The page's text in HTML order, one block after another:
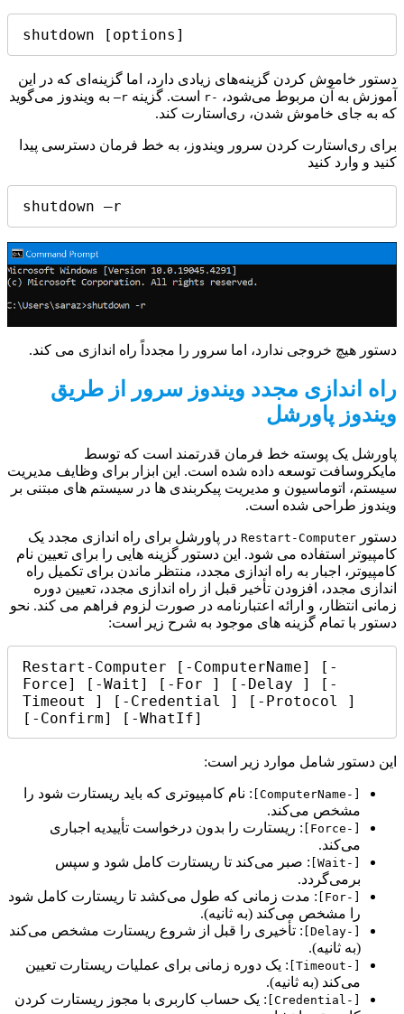
shutdown [options]
دستور خاموش کردن گزینه‌های زیادی دارد، اما گزینه‌ای که در این
آموزش به آن مربوط می‌شود، -r است. گزینه r–
به ویندوز می‌گوید
که به جای خاموش شدن، ری‌استارت کند.
برای ری‌استارت کردن سرور ویندوز، به خط فرمان دسترسی پیدا
کنید و وارد کنید
shutdown –r
دستور هیچ خروجی ندارد، اما سرور را مجدداً راه اندازی می کند.
راه اندازی مجدد ویندوز سرور از طریق
ویندوز پاورشل
پاورشل یک پوسته خط فرمان قدرتمند است که توسط
مایکروسافت توسعه داده شده است. این ابزار برای وظایف مدیریت
سیستم، اتوماسیون و مدیریت پیکربندی ها در سیستم های مبتنی بر
ویندوز طراحی شده است.
دستور Restart-Computer در پاورشل برای راه اندازی مجدد یک
کامپیوتر استفاده می شود. این دستور گزینه هایی را برای تعیین نام
کامپیوتر، اجبار به راه اندازی مجدد، منتظر ماندن برای تکمیل راه
اندازی مجدد، افزودن تأخیر قبل از راه اندازی مجدد، تعیین دوره
زمانی انتظار، و ارائه اعتبارنامه در صورت لزوم فراهم می کند. نحو
دستور با تمام گزینه های موجود به شرح زیر است:
Restart-Computer [-ComputerName] [-
Force] [-Wait] [-For ] [-Delay ] [-
Timeout ] [-Credential ] [-Protocol ]
[-Confirm] [-WhatIf]
این دستور شامل موارد زیر است:
[-ComputerName]
: نام کامپیوتری که باید ریستارت شود را
مشخص می‌کند.
[-Force]
: ریستارت را بدون درخواست تأییدیه اجباری
می‌کند.
[-Wait]
: صبر می‌کند تا ریستارت کامل شود و سپس
برمی‌گردد.
[-For]
: مدت زمانی که طول می‌کشد تا ریستارت کامل شود
را مشخص می‌کند (به ثانیه).
[-Delay]
: تأخیری را قبل از شروع ریستارت مشخص می‌کند
(به ثانیه).
[-Timeout]
: یک دوره زمانی برای عملیات ریستارت تعیین
می‌کند (به ثانیه).
[-Credential]
: یک حساب کاربری با مجوز ریستارت کردن